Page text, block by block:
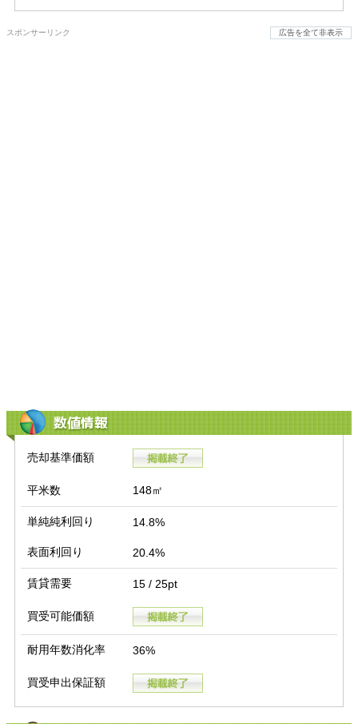
スポンサーリンク 広告を全て非表示
数値情報
売却基準価額
平米数 148㎡
単純純利回り 14.8%
表面利回り 20.4%
賃貸需要 15 / 25pt
買受可能価額
耐用年数消化率 36%
買受申出保証額